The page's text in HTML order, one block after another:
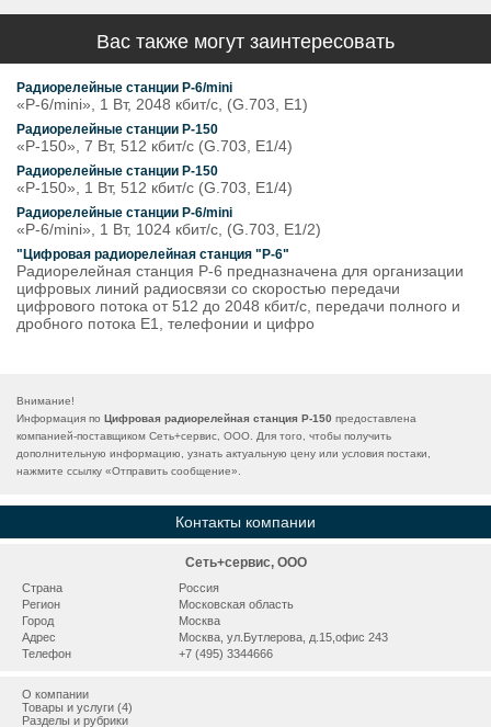
Вас также могут заинтересовать
Радиорелейные станции Р-6/mini
«Р-6/mini», 1 Вт, 2048 кбит/с, (G.703, Е1)
Радиорелейные станции Р-150
«Р-150», 7 Вт, 512 кбит/с (G.703, Е1/4)
Радиорелейные станции Р-150
«Р-150», 1 Вт, 512 кбит/с (G.703, Е1/4)
Радиорелейные станции Р-6/mini
«Р-6/mini», 1 Вт, 1024 кбит/с, (G.703, Е1/2)
"Цифровая радиорелейная станция "Р-6"
Радиорелейная станция Р-6 предназначена для организации
цифровых линий радиосвязи со скоростью передачи
цифрового потока от 512 до 2048 кбит/с, передачи полного и
дробного потока Е1, телефонии и цифро
Внимание!
Информация по Цифровая радиорелейная станция Р-150 предоставлена
компанией-поставщиком Сеть+сервис, ООО. Для того, чтобы получить
дополнительную информацию, узнать актуальную цену или условия постаки,
нажмите ссылку «Отправить сообщение».
Контакты компании
Сеть+сервис, ООО
Страна
Россия
Регион
Московская область
Город
Москва
Адрес
Москва, ул.Бутлерова, д.15,офис 243
Телефон
+7 (495) 3344666
О компании
Товары и услуги (4)
Разделы и рубрики